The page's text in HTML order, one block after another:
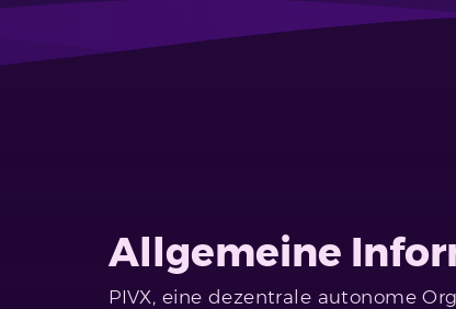
Allgemeine
PIVX, eine dezentrale autonome